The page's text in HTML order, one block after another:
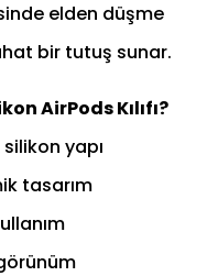
elden düşme
bir tutuş sunar.
AirPods Kılıfı?
silikon yapı
tasarım